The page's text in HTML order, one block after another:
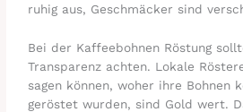
ruhig aus, Geschmäcker sind
Bei der Kaffeebohnen Röstung
Transparenz achten. Lokale
sagen können, woher ihre Bohnen
geröstet wurden, sind Gold wert.